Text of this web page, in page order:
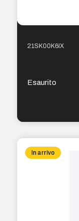
21SK00K6IX
Esaurito
In arrivo